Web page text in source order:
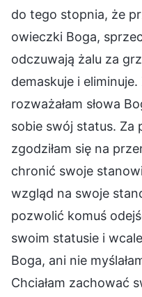
do tego stopnia, że
owieczki Boga,
odczuwają żalu za
demaskuje i
rozważałam słowa
sobie swój status. Za
zgodziłam się na
chronić swoje
wzgląd na swoje
pozwolić komuś
swoim statusie i
Boga, ani nie
Chciałam zachować